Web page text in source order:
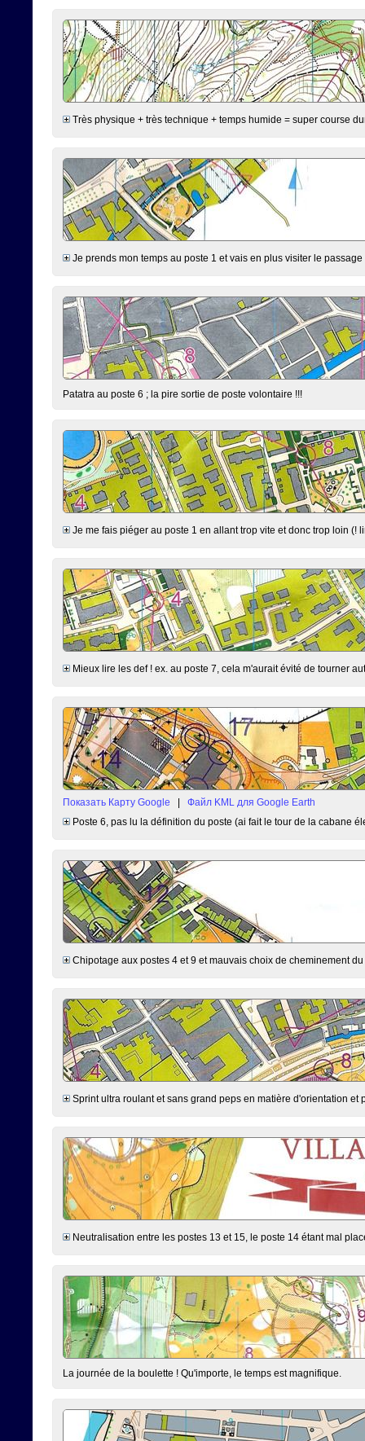
Très physique + très technique + temps humide = super course
Je prends mon temps au poste 1 et vais en plus visiter le
Patatra au poste 6 ; la pire sortie de poste volontaire !!!
Je me fais piéger au poste 1 en allant trop vite et donc trop loin (!
Mieux lire les def ! ex. au poste 7, cela m'aurait évité de tourner
Показать Карту Google |
Файл KML для Google Earth
Poste 6, pas lu la définition du poste (ai fait le tour de la cabane
Chipotage aux postes 4 et 9 et mauvais choix de cheminement
Sprint ultra roulant et sans grand peps en matière d'orientation
Neutralisation entre les postes 13 et 15, le poste 14 étant mal
La journée de la boulette ! Qu'importe, le temps est magnifique.